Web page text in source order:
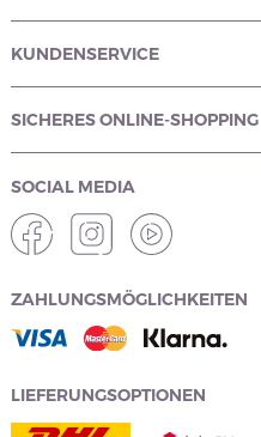
KUNDENSERVICE
SICHERES ONLINE-SHOPPING
SOCIAL MEDIA
ZAHLUNGSMÖGLICHKEITEN
LIEFERUNGSOPTIONEN